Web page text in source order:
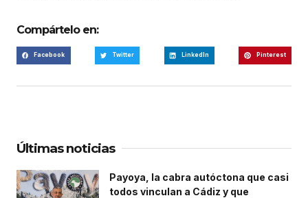
Compártelo en:
Facebook Twitter LinkedIn Pinterest
Últimas noticias
Payoya, la cabra autóctona que casi
todos vinculan a Cádiz y que